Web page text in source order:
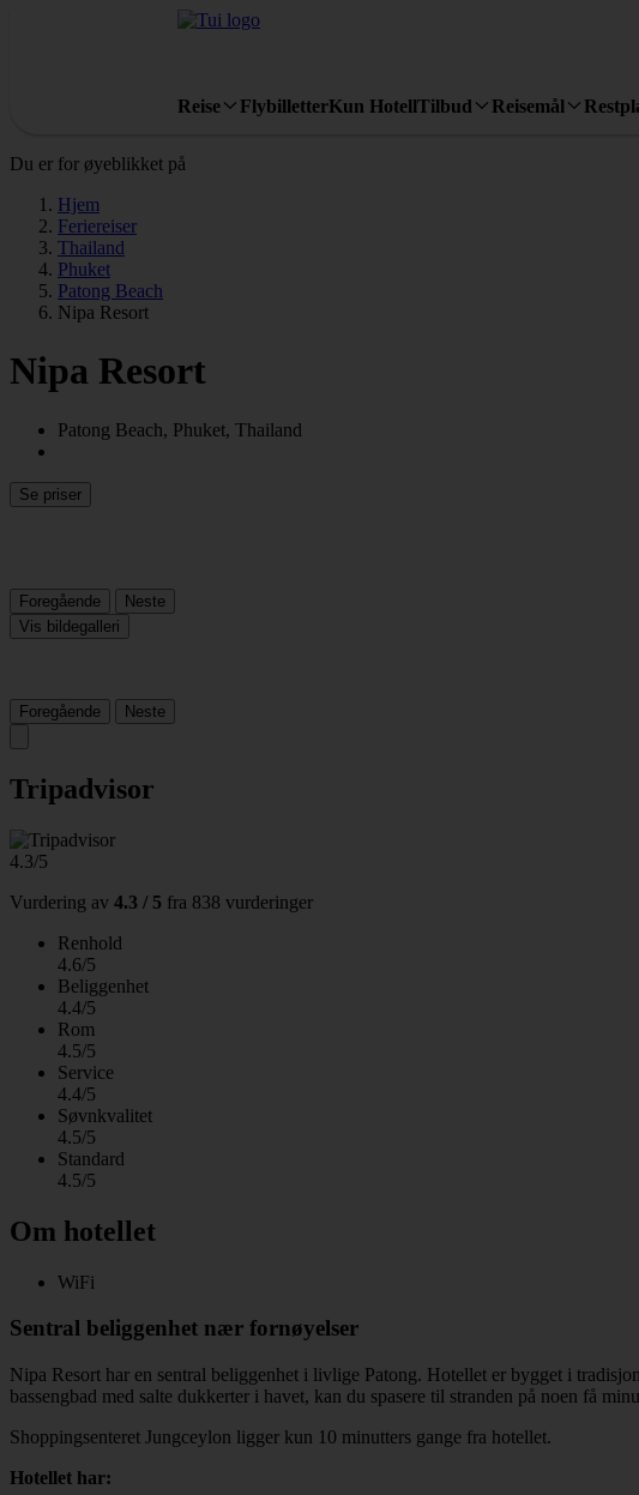
Reise FlybilletterKun HotellTilbud Reisemål
Du er for øyeblikket på
Hjem
Feriereiser
Thailand
Phuket
Patong Beach
Nipa Resort
Nipa Resort
Patong Beach, Phuket, Thailand
Se priser
Foregående
Neste
Vis bildegalleri
Foregående Neste
Tripadvisor
4.3/5
Vurdering av 4.3 / 5 fra 838 vurderinger
Renhold
4.6/5
Beliggenhet
4.4/5
Rom
4.5/5
Service
4.4/5
Søvnkvalitet
4.5/5
Standard
4.5/5
Om hotellet
WiFi
Sentral beliggenhet nær fornøyelser
Nipa Resort har en sentral beliggenhet i livlige Patong. Hotellet er bygget i
bassengbad med salte dukkerter i havet, kan du spasere til stranden på noen få
Shoppingsenteret Jungceylon ligger kun 10 minutters gange fra hotellet.
Hotellet har: